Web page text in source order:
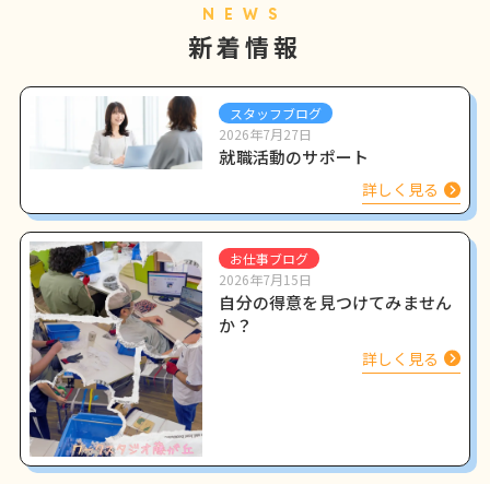
NEWS
新着情報
スタッフブログ
2026年7月27日
就職活動のサポート
詳しく見る
お仕事ブログ
2026年7月15日
自分の得意を見つけてみません
か？
詳しく見る